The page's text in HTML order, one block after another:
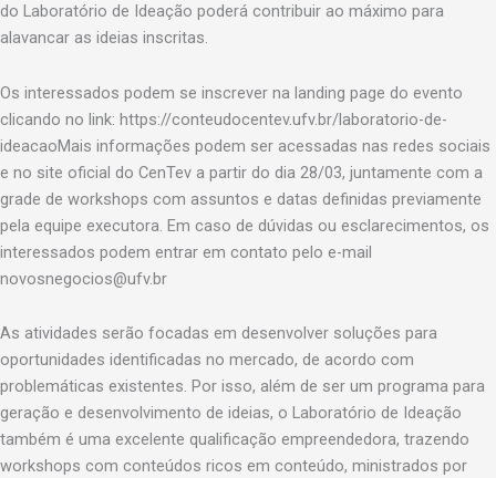
do Laboratório de Ideação poderá contribuir ao máximo para
alavancar as ideias inscritas.
Os interessados podem se inscrever na landing page do evento
clicando no link: https://conteudocentev.ufv.br/laboratorio-de-
ideacaoMais informações podem ser acessadas nas redes sociais
e no site oficial do CenTev a partir do dia 28/03, juntamente com a
grade de workshops com assuntos e datas definidas previamente
pela equipe executora. Em caso de dúvidas ou esclarecimentos, os
interessados podem entrar em contato pelo e-mail
novosnegocios@ufv.br
As atividades serão focadas em desenvolver soluções para
oportunidades identificadas no mercado, de acordo com
problemáticas existentes. Por isso, além de ser um programa para
geração e desenvolvimento de ideias, o Laboratório de Ideação
também é uma excelente qualificação empreendedora, trazendo
workshops com conteúdos ricos em conteúdo, ministrados por